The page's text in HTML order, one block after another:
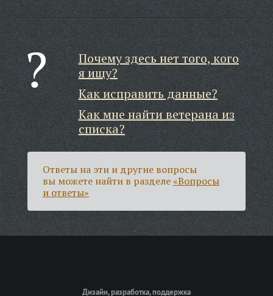
Почему здесь нет того, кого
я ищу?
Как исправить данные?
Как мне найти ветерана из
списка?
Ответы на эти и другие вопросы
вы можете найти в разделе«Вопросы
и ответы»
Дизайн, разработка, поддержка